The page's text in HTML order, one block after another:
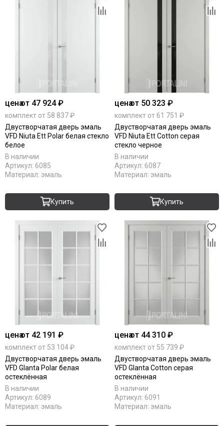
ценаот 47 924 ₽
комплект от 58 837 ₽
Двустворчатая дверь эмаль
VFD Niuta Ett Polar белая стекло
белое
В наличии
Артикул: 6085
Материал: эмаль
Купить
ценаот 50 323 ₽
комплект от 61 751 ₽
Двустворчатая дверь эмаль
VFD Niuta Ett Cotton серая
стекло черное
В наличии
Артикул: 6087
Материал: эмаль
Купить
ценаот 42 191 ₽
комплект от 53 104 ₽
Двустворчатая дверь эмаль
VFD Glanta Polar белая
остеклённая
В наличии
Артикул: 6089
Материал: эмаль
ценаот 44 310 ₽
комплект от 55 739 ₽
Двустворчатая дверь эмаль
VFD Glanta Cotton серая
остеклённая
В наличии
Артикул: 6091
Материал: эмаль